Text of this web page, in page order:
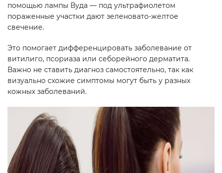
помощью лампы Вуда — под ультрафиолетом
пораженные участки дают зеленовато-желтое
свечение.
Это помогает дифференцировать заболевание от
витилиго, псориаза или себорейного дерматита.
Важно не ставить диагноз самостоятельно, так как
визуально схожие симптомы могут быть у разных
кожных заболеваний.